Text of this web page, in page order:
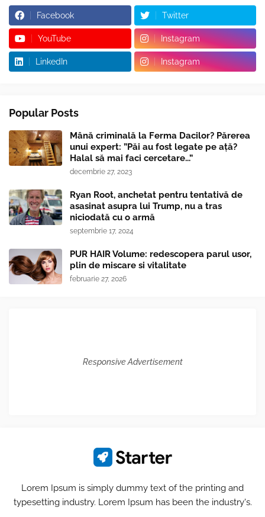
Facebook Twitter
YouTube Instagram
LinkedIn Instagram
Popular Posts
Mână criminală la Ferma Dacilor? Părerea
unui expert: ”Păi au fost legate pe ață?
Halal să mai faci cercetare...”
decembrie 27, 2023
Ryan Root, anchetat pentru tentativă de
asasinat asupra lui Trump, nu a tras
niciodată cu o armă
septembrie 17, 2024
PUR HAIR Volume: redescopera parul usor,
plin de miscare si vitalitate
februarie 27, 2026
Responsive Advertisement
Lorem Ipsum is simply dummy text of the printing and
typesetting industry. Lorem Ipsum has been the industry's.